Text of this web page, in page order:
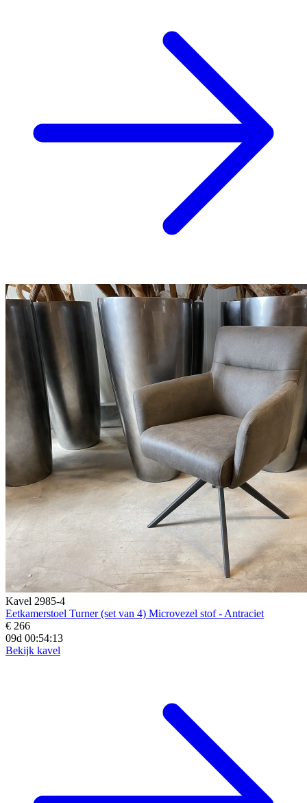
Kavel 2985-4
Eetkamerstoel Turner (set van 4) Microvezel stof - Antraciet
€ 266
09d 00:54:12
Bekijk kavel